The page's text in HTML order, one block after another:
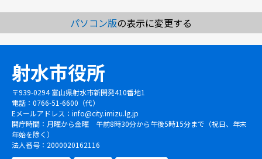
パソコン版の表示に変更する
射水市役所
〒939-0294 富山県射水市新開発410番地1
電話：0766-51-6600（代）
Eメールアドレス： info@city.imizu.lg.jp
開庁時間：月曜から金曜 午前8時30分から午後5時15分まで（祝日、年末
年始を除く）
法人番号：2000020162116